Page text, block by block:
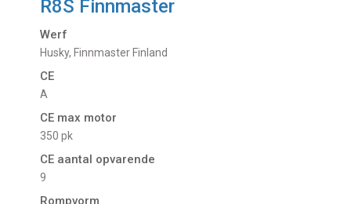
R8S Finnmaster
Werf
Husky, Finnmaster Finland
CE
A
CE max motor
350 pk
CE aantal opvarende
9
Rompvorm